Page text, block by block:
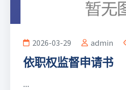
2026-03-29 admin
依职权监督申请书
...